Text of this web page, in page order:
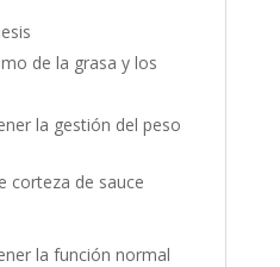
de la grasa y los
la gestión del peso
corteza de sauce
la función normal